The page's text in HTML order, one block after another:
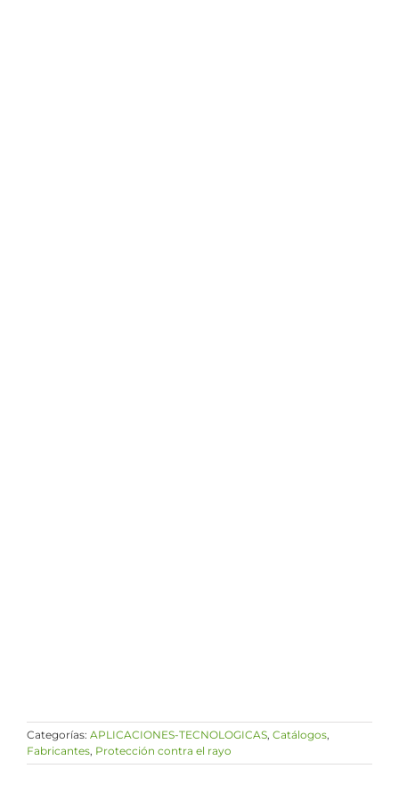
Categorías: APLICACIONES-TECNOLOGICAS, Catálogos,
Fabricantes, Protección contra el rayo